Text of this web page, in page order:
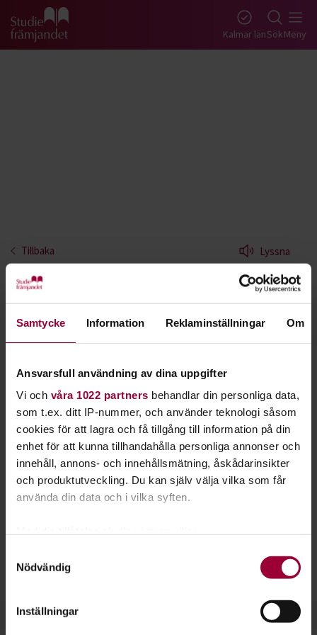
Samtycke Information Reklaminställningar Om
Ansvarsfull användning av dina uppgifter
Vi och våra 1022 partners behandlar din personliga data,
som t.ex. ditt IP-nummer, och använder teknologi såsom
cookies för att lagra och få tillgång till information på din
enhet för att kunna tillhandahålla personliga annonser och
innehåll, annons- och innehållsmätning, åskådarinsikter
och produktutveckling. Du kan själv välja vilka som får
använda din data och i vilka syften.
som kan ha en noggrannhet på upp till flera meter
Ta reda på mer om hur dina personliga uppgifter
Nödvändig
Inställningar
Gå till studiefrämjandets startsida Kalmar länSökMeny
Tillbaka Lyssna
Digitalt foto - Kalmar
Bli en kreativ, kunnig och skarpsynt fotograf. Ju
mer du kan om fotografi, desto mer kan du
utveckla dina bilder och låta kreativiteten flöda.
Lär dig ta bra porträtt och miljöbilder. Vi hjälper dig få koll
på bildkomposition, färglära, vitbalansering och skärpedjup.
Du lär dig också mer om hur man tänker kring visuella
uttryck.
Att lära sig fotografera digitalt handlar mycket om att lära
sig kamerans funktioner och att förstå hur bilder kan byggas
upp. Därefter kan du lägga fokus på att hitta roliga motiv och
själva fotograferingen, handla om bildhantering på datorn,